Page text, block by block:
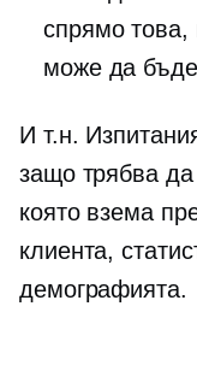
спрямо това,
може да
И т.н.
защо трябва да
която взема
клиента,
демографията.